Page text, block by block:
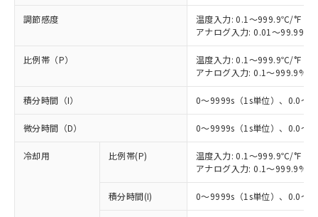
調節感度
温度入力: 0.1～999.9℃/°F（
アナログ入力: 0.01～
比例帯（P）
温度入力: 0.1～999.9℃/°F（
アナログ入力: 0.1～
積分時間（I） 0～9999s（1s単位）、0.0～
微分時間（D） 0～9999s（1s単位）、0.0～
冷却用 比例帯(P)
温度入力: 0.1～999.9℃/°F（
アナログ入力: 0.1～
積分時間(I) 0～9999s（1s単位）、0.0～